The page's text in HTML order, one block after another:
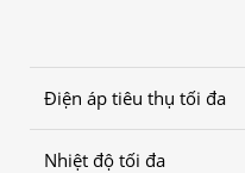
Điện áp tiêu thụ tối đa
Nhiệt độ tối đa